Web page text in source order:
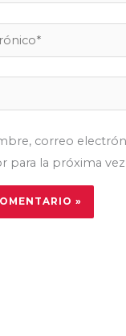
correo
para la próxima